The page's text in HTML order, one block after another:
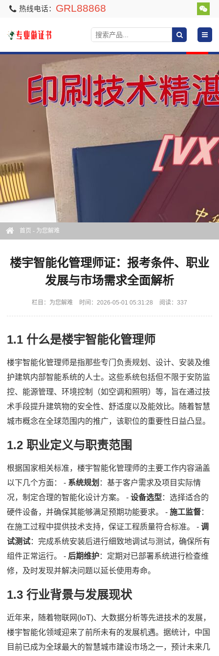
热线电话： GRL88868
首页 - 为您解难
楼宇智能化管理师证：报考条件、职业
发展与市场需求全面解析
栏目： 为您解难 时间：2026-05-01 05:31:28 阅读：337
1.1 什么是楼宇智能化管理师
楼宇智能化管理师是指那些专门负责规划、设计、安装及维
护建筑内部智能系统的人士。这些系统包括但不限于安防监
控、能源管理、环境控制（如空调和照明）等，旨在通过技
术手段提升建筑物的安全性、舒适度以及能效比。随着智慧
城市概念在全球范围内的推广，该职位的重要性日益凸显。
1.2 职业定义与职责范围
根据国家相关标准，楼宇智能化管理师的主要工作内容涵盖
以下几个方面： - 系统规划 ：基于客户需求及项目实际情
况，制定合理的智能化设计方案。 - 设备选型 ：选择适合的
硬件设备，并确保其能够满足预期功能要求。 - 施工监督：
在施工过程中提供技术支持，保证工程质量符合标准。 - 调
试测试：完成系统安装后进行细致地调试与测试，确保所有
组件正常运行。 - 后期维护：定期对已部署系统进行检查维
修，及时发现并解决问题以延长使用寿命。
1.3 行业背景与发展现状
近年来，随着物联网(IoT)、大数据分析等先进技术的发展，
楼宇智能化领域迎来了前所未有的发展机遇。据统计，中国
目前已成为全球最大的智慧城市建设市场之一，预计未来几